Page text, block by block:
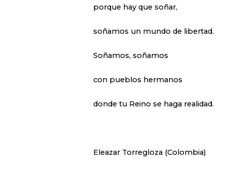
porque hay que soñar,
soñamos un mundo de libertad.
Soñamos, soñamos
con pueblos hermanos
donde tu Reino se haga realidad.
Eleazar Torregloza (Colombia)